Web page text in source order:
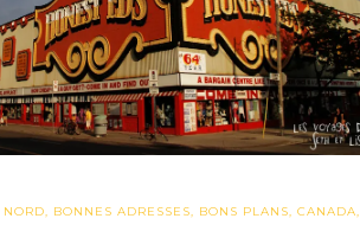
, BONNES ADRESSES, BONS PLANS,CANADA,